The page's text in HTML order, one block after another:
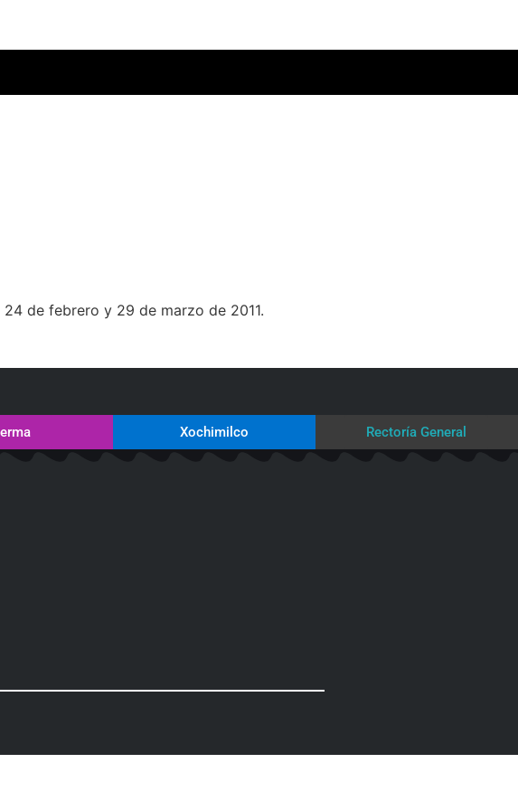
de febrero y 29 de marzo de 2011.
Xochimilco Rectoría General